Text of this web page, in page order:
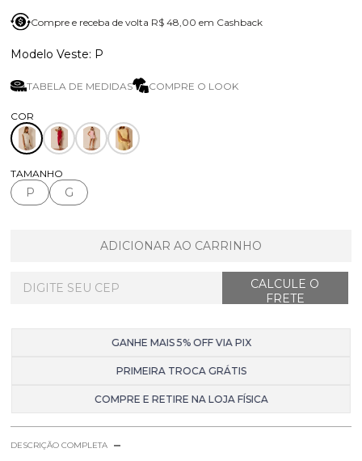
Compre e receba de volta R$ 48,00 em Cashback
P
TABELA DE MEDIDAS COMPRE O LOOK
TAMANHO
P G
ADICIONAR AO CARRINHO
GANHE MAIS 5% OFF VIA PIX
PRIMEIRA TROCA GRÁTIS
COMPRE E RETIRE NA LOJA FÍSICA
DESCRIÇÃO COMPLETA